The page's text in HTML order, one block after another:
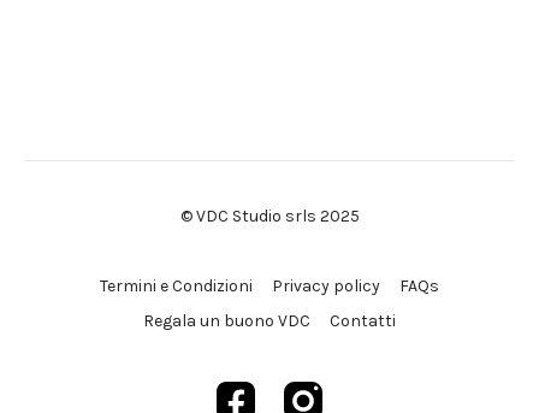
© VDC Studio srls 2025
Termini e Condizioni Privacy policy
FAQs
Regala un buono VDC
Contatti